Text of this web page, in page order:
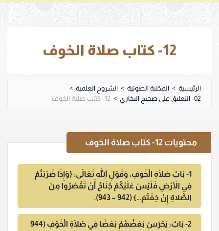
12- كتاب صلاة الخوف
الرئيسية > المكتبة الصوتية > الشروح العلمية >
02- التعليق على صحيح البخاري
> 12- كتاب صلاة الخوف
محتويات 12- كتاب صلاة الخوف
1- بَابُ صَلَاةِ الْخَوْفِ، وَقَوْلِ اللهِ تَعَالَى: {وَإِذَا ضَرَبْتُمْ
فِي الأَرْضِ فَلَيْسَ عَلَيْكُمْ جُنَاحٌ أَنْ تَقْصُرُوا مِنَ
الصَّلاةِ إِنْ خِفْتُمْ…} (942 – 943).
2- بَابٌ: يَحْرُسُ بَعْضُهُمْ بَعْضًا فِي صَلَاةِ الْخَوْفِ (944